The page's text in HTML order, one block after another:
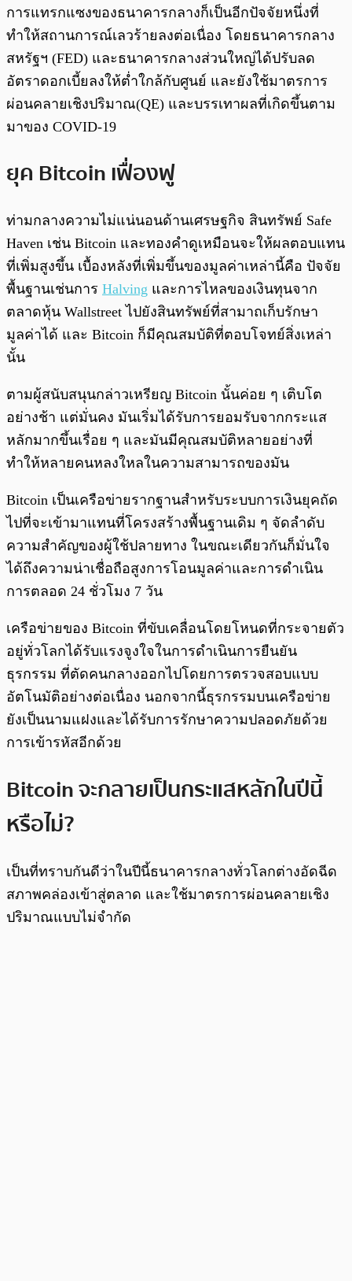
การแทรกแซงของธนาคารกลางก็เป็นอีกปัจจัยหนึ่งที่
ทำให้สถานการณ์เลวร้ายลงต่อเนื่อง โดยธนาคารกลาง
สหรัฐฯ (FED) และธนาคารกลางส่วนใหญ่ได้ปรับลด
อัตราดอกเบี้ยลงให้ต่ำใกล้กับศูนย์ และยังใช้มาตรการ
ผ่อนคลายเชิงปริมาณ(QE) และบรรเทาผลที่เกิดขึ้นตาม
มาของ COVID-19
ยุค Bitcoin เฟื่องฟู
ท่ามกลางความไม่แน่นอนด้านเศรษฐกิจ สินทรัพย์ Safe
Haven เช่น Bitcoin และทองคำดูเหมือนจะให้ผลตอบแทน
ที่เพิ่มสูงขึ้น เบื้องหลังที่เพิ่มขึ้นของมูลค่าเหล่านี้คือ ปัจจัย
พื้นฐานเช่นการ Halving และการไหลของเงินทุนจาก
ตลาดหุ้น Wallstreet ไปยังสินทรัพย์ที่สามาถเก็บรักษา
มูลค่าได้ และ Bitcoin ก็มีคุณสมบัติที่ตอบโจทย์สิ่งเหล่า
นั้น
ตามผู้สนับสนุนกล่าวเหรียญ Bitcoin นั้นค่อย ๆ เติบโต
อย่างช้า แต่มั่นคง มันเริ่มได้รับการยอมรับจากกระแส
หลักมากขึ้นเรื่อย ๆ และมันมีคุณสมบัติหลายอย่างที่
ทำให้หลายคนหลงใหลในความสามารถของมัน
Bitcoin เป็นเครือข่ายรากฐานสำหรับระบบการเงินยุคถัด
ไปที่จะเข้ามาแทนที่โครงสร้างพื้นฐานเดิม ๆ จัดลำดับ
ความสำคัญของผู้ใช้ปลายทาง ในขณะเดียวกันก็มั่นใจ
ได้ถึงความน่าเชื่อถือสูงการโอนมูลค่าและการดำเนิน
การตลอด 24 ชั่วโมง 7 วัน
เครือข่ายของ Bitcoin ที่ขับเคลื่อนโดยโหนดที่กระจายตัว
อยู่ทั่วโลกได้รับแรงจูงใจในการดำเนินการยืนยัน
ธุรกรรม ที่ตัดคนกลางออกไปโดยการตรวจสอบแบบ
อัตโนมัติอย่างต่อเนื่อง นอกจากนี้ธุรกรรมบนเครือข่าย
ยังเป็นนามแฝงและได้รับการรักษาความปลอดภัยด้วย
การเข้ารหัสอีกด้วย
Bitcoin จะกลายเป็นกระแสหลักในปีนี้
หรือไม่?
เป็นที่ทราบกันดีว่าในปีนี้ธนาคารกลางทั่วโลกต่างอัดฉีด
สภาพคล่องเข้าสู่ตลาด และใช้มาตรการผ่อนคลายเชิง
ปริมาณแบบไม่จำกัด